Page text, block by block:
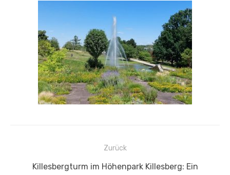
Beitragsnavigation
Zurück
Vorheriger
Killesbergturm im Höhenpark Killesberg: Ein